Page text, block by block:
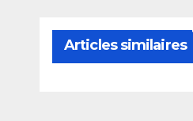
Articles similaires